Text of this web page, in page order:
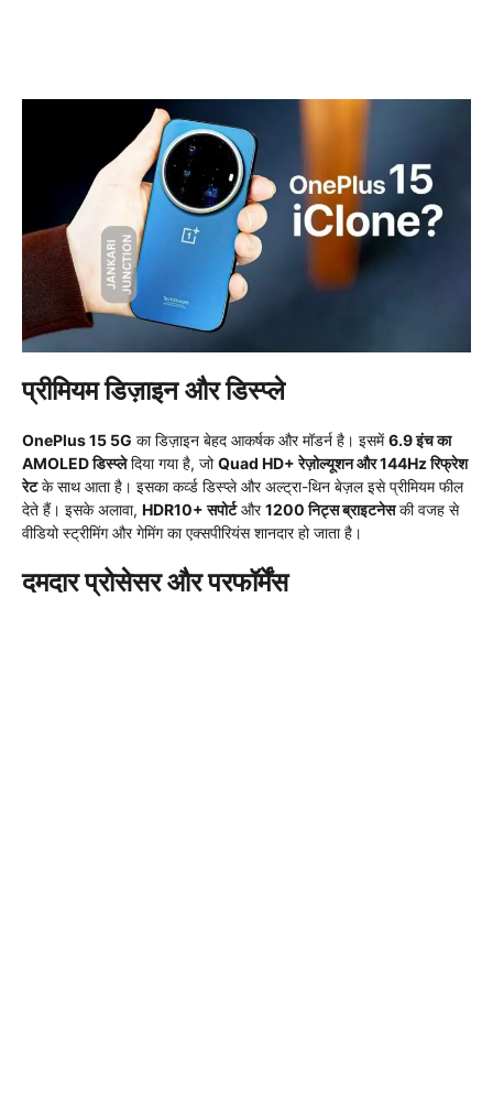
प्रीमियम डिज़ाइन और डिस्प्ले
OnePlus 15 5G का डिज़ाइन बेहद आकर्षक और मॉडर्न है। इसमें6.9 इंच का
AMOLED डिस्प्लेदिया गया है, जोQuad HD+ रेज़ोल्यूशन और 144Hz रिफ्रेश
रेटके साथ आता है। इसका कर्व्ड डिस्प्ले और अल्ट्रा-थिन बेज़ल इसे प्रीमियम फील
देते हैं। इसके अलावा, HDR10+ सपोर्टऔर1200 निट्स ब्राइटनेसकी वजह से
वीडियो स्ट्रीमिंग और गेमिंग का एक्सपीरियंस शानदार हो जाता है।
दमदार प्रोसेसर और परफॉर्मेंस